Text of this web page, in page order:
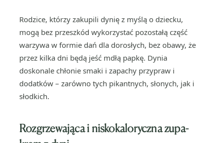
Rodzice, którzy zakupili dynię z myślą o dziecku,
mogą bez przeszkód wykorzystać pozostałą część
warzywa w formie dań dla dorosłych, bez obawy, że
przez kilka dni będą jeść mdłą papkę. Dynia
doskonale chłonie smaki i zapachy przypraw i
dodatków – zarówno tych pikantnych, słonych, jak i
słodkich.
Rozgrzewająca i niskokaloryczna zupa-